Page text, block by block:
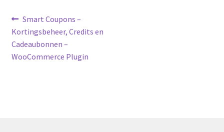
Post
navigation
Previous
post:
Smart Coupons –
Kortingsbeheer, Credits en
Cadeaubonnen –
WooCommerce Plugin